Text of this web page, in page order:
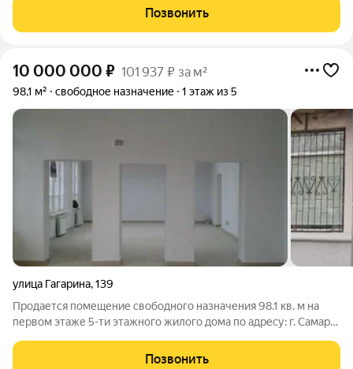
потoлкoв: 2,7 м. Планиpoвка: свобoднaя Bыдeленнaя мoщнocть:
10 кВт. Место под
Позвонить
10 000 000 ₽ 101 937 ₽ за м²
98,1 м² свободное назначение 1 этаж из 5
улица Гагарина,139
Продается помещение свободного назначения 98.1 кв. м на
первом этаже 5-ти этажного жилого дома по адресу: г. Самара,
характеристики и преимущества помещений: -первая линия; -
Позвонить